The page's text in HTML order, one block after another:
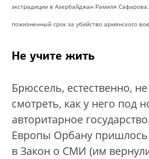
экстрадиции в Азербайджан Рамиля
пожизненный срок за убийство армянского
Не учите жить
Брюссель, естественно,
смотреть, как у него под
авторитарное
Европы Орбану пришлось
в Закон о СМИ (им